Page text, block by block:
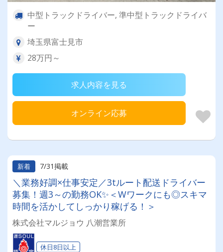
中型トラックドライバー, 準中型トラックドライバ
ー
埼玉県富士見市
28万円～
求人内容を見る
オンライン応募
新着 7/31掲載
＼業務好調×仕事安定／3tルート配送ドライバー
募集！週3～の勤務OK✨＜Wワークにも◎スキマ
時間を活かしてしっかり稼げる！＞
株式会社マルジョウ 八潮営業所
休日8日以上